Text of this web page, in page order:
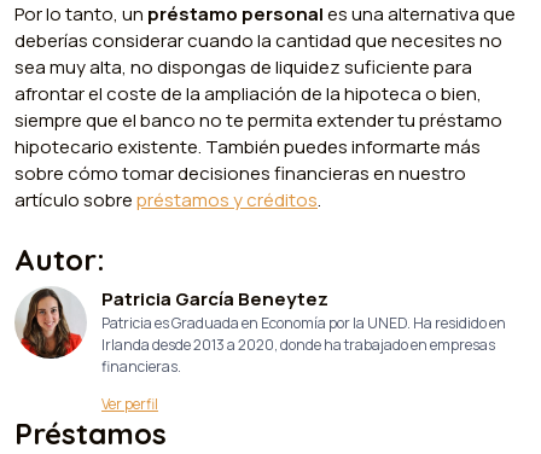
Por lo tanto, un préstamo personales una alternativa que
deberías considerar cuando la cantidad que necesites no
sea muy alta, no dispongas de liquidez suficiente para
afrontar el coste de la ampliación de la hipoteca o bien,
siempre que el banco no te permita extender tu préstamo
hipotecario existente. También puedes informarte más
sobre cómo tomar decisiones financieras en nuestro
artículo sobrepréstamos y créditos.
Autor:
Patricia García Beneytez
Patricia es Graduada en Economía por la UNED. Ha residido en
Irlanda desde 2013 a 2020, donde ha trabajado en empresas
financieras.
Ver perfil
Préstamos